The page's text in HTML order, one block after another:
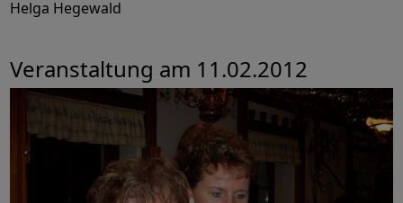
Helga Hegewald
Veranstaltung am 11.02.2012